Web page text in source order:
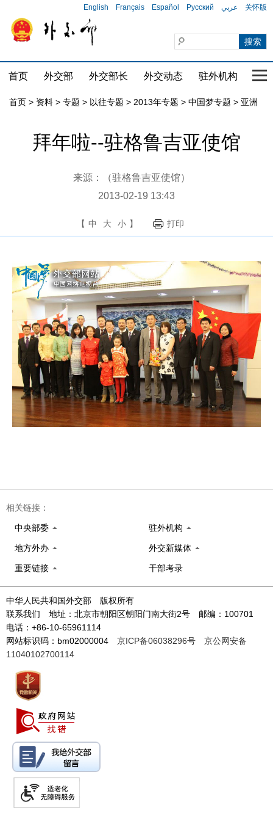
English Français Español Русский عربي 关怀版
首页 外交部 外交部长 外交动态 驻外机构 国
首页 > 资料 > 专题 > 以往专题 > 2013年专题 > 中国梦专题 > 亚洲
拜年啦--驻格鲁吉亚使馆
来源：（驻格鲁吉亚使馆）
2013-02-19 13:43
【 中 大 小 】 打印
相关链接：
中央部委 驻外机构
地方外办 外交新媒体
重要链接 干部考录
中华人民共和国外交部 版权所有
联系我们 地址：北京市朝阳区朝阳门南大街2号 邮编：100701
电话：+86-10-65961114
网站标识码：bm02000004 京ICP备06038296号
京公网安备
11040102700114